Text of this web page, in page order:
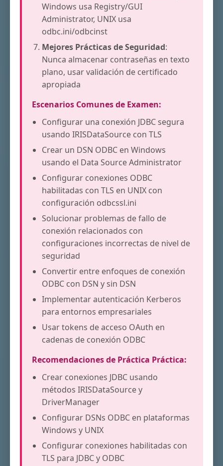
Windows usa Registry/GUI
Administrator, UNIX usa
odbc.ini/odbcinst
Mejores Prácticas de Seguridad:
Nunca almacenar contraseñas en texto
plano, usar validación de certificado
apropiada
Escenarios Comunes de Examen:
Configurar una conexión JDBC segura
usando IRISDataSource con TLS
Crear un DSN ODBC en Windows
usando el Data Source Administrator
Configurar conexiones ODBC
habilitadas con TLS en UNIX con
configuración odbcssl.ini
Solucionar problemas de fallo de
conexión relacionados con
configuraciones incorrectas de nivel de
seguridad
Convertir entre enfoques de conexión
ODBC con DSN y sin DSN
Implementar autenticación Kerberos
para entornos empresariales
Usar tokens de acceso OAuth en
cadenas de conexión ODBC
Recomendaciones de Práctica Práctica:
Crear conexiones JDBC usando
métodos IRISDataSource y
DriverManager
Configurar DSNs ODBC en plataformas
Windows y UNIX
Configurar conexiones habilitadas con
TLS para JDBC y ODBC